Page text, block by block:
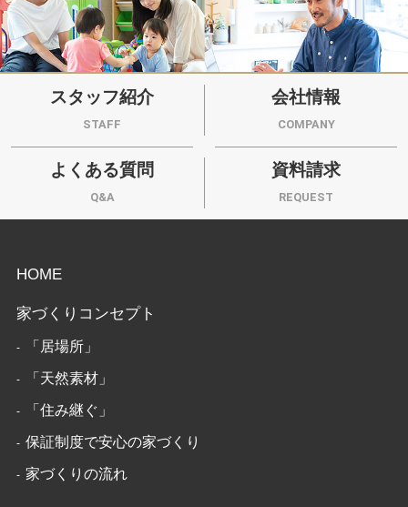
スタッフ紹介
STAFF
会社情報
COMPANY
よくある質問
Q&A
資料請求
REQUEST
HOME
家づくりコンセプト
「居場所」
「天然素材」
「住み継ぐ」
保証制度で安心の家づくり
家づくりの流れ